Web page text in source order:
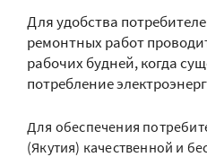
Для удобства
ремонтных работ
рабочих будней, когда
потребление
Для обеспечения
(Якутия) качественной и